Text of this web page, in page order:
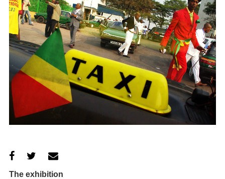
The exhibition